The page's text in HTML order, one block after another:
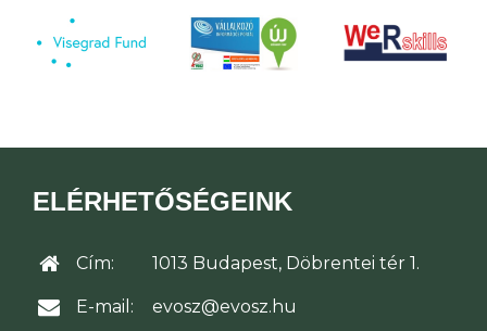
ELÉRHETŐSÉGEINK
Cím: 1013 Budapest, Döbrentei tér 1.
E-mail: evosz@evosz.hu